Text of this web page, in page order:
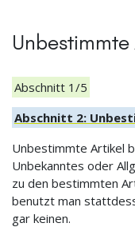
Abschnitt 1/5
Abschnitt 2:
Unbestimmte Artikel
Unbekanntes oder
zu den bestimmten
benutzt man
gar keinen.